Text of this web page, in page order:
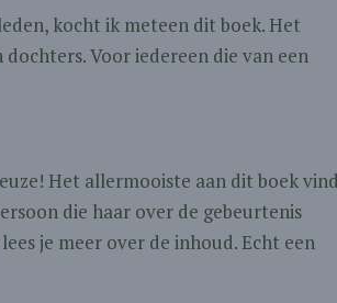
kocht ik meteen dit boek. Het
Voor iedereen die van een
Het allermooiste aan dit boek
die haar over de gebeurtenis
je meer over de inhoud. Echt een